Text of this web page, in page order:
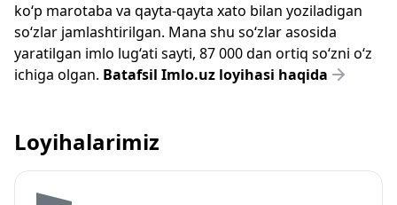
ko‘p marotaba va qayta-qayta xato bilan yoziladigan
so‘zlar jamlashtirilgan. Mana shu so‘zlar asosida
yaratilgan imlo lug‘ati sayti, 87 000 dan ortiq so‘zni o‘z
ichiga olgan. Batafsil Imlo.uz loyihasi haqida
Loyihalarimiz